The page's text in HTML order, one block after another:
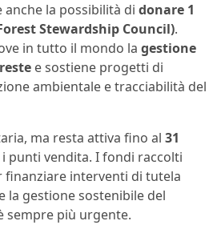
anche la possibilità di donare 1
Stewardship Council).
in tutto il mondo la gestione
e sostiene progetti di
ambientale e tracciabilità del
ma resta attiva fino al 31
punti vendita. I fondi raccolti
interventi di tutela
la gestione sostenibile del
sempre più urgente.